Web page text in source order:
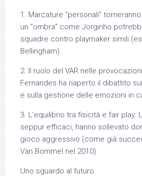
1. Marcature “personali” torneranno
un “ombra” come Jorginho
squadre contro playmaker simili
Bellingham).
2. Il ruolo del VAR nelle
Fernandes ha riaperto il dibattito
e sulla gestione delle emozioni in
3. L’equilibrio tra fisicità e fair play:
seppur efficaci, hanno sollevato
gioco aggressivo (come già
Van Bommel nel 2010).
Uno sguardo al futuro